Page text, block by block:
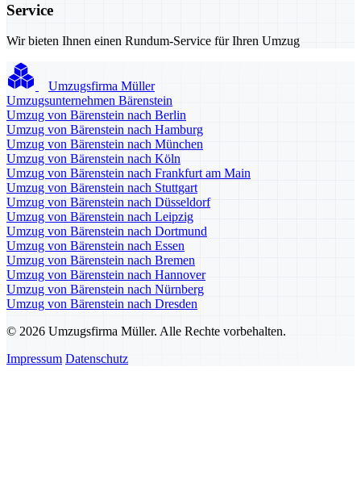
Service
Wir bieten Ihnen einen Rundum-Service für Ihren Umzug
Umzugsfirma Müller
Umzugsunternehmen Bärenstein
Umzug von Bärenstein nach Berlin
Umzug von Bärenstein nach Hamburg
Umzug von Bärenstein nach München
Umzug von Bärenstein nach Köln
Umzug von Bärenstein nach Frankfurt am Main
Umzug von Bärenstein nach Stuttgart
Umzug von Bärenstein nach Düsseldorf
Umzug von Bärenstein nach Leipzig
Umzug von Bärenstein nach Dortmund
Umzug von Bärenstein nach Essen
Umzug von Bärenstein nach Bremen
Umzug von Bärenstein nach Hannover
Umzug von Bärenstein nach Nürnberg
Umzug von Bärenstein nach Dresden
© 2026 Umzugsfirma Müller. Alle Rechte vorbehalten.
Impressum Datenschutz